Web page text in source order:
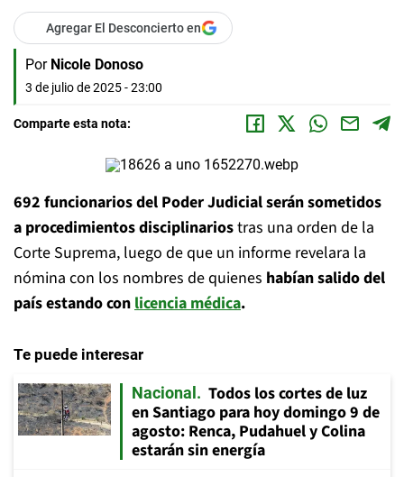
Agregar El Desconcierto en
Por Nicole Donoso
3 de julio de 2025 - 23:00
Comparte esta nota:
692 funcionarios del Poder Judicial serán sometidos
a procedimientos disciplinariostras una orden de la
Corte Suprema, luego de que un informe revelara la
nómina con los nombres de quienes habían salido del
país estando conlicencia médica.
Te puede interesar
Nacional
Todos los cortes de luz
en Santiago para hoy domingo 9 de
agosto: Renca, Pudahuel y Colina
estarán sin energía